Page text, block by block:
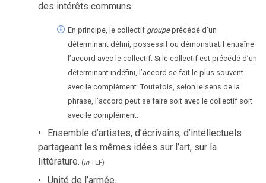
des intérêts communs.
En principe, le collectif groupe précédé d’un
déterminant défini, possessif ou démonstratif entraîne
l’accord avec le collectif. Si le collectif est précédé d’un
déterminant indéfini, l’accord se fait le plus souvent
avec le complément. Toutefois, selon le sens de la
phrase, l’accord peut se faire soit avec le collectif soit
avec le complément.
Ensemble d’artistes, d’écrivains, d’intellectuels
partageant les mêmes idées sur l’art, sur la
littérature. (inTLF)
Unité de l’armée.